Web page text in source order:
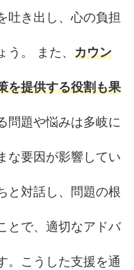
吐き出し、心の負担
。 また、 カウン
を提供する役割も果
問題や悩みは多岐に
な要因が影響してい
と対話し、問題の根
とで、適切なアドバ
。こうした支援を通